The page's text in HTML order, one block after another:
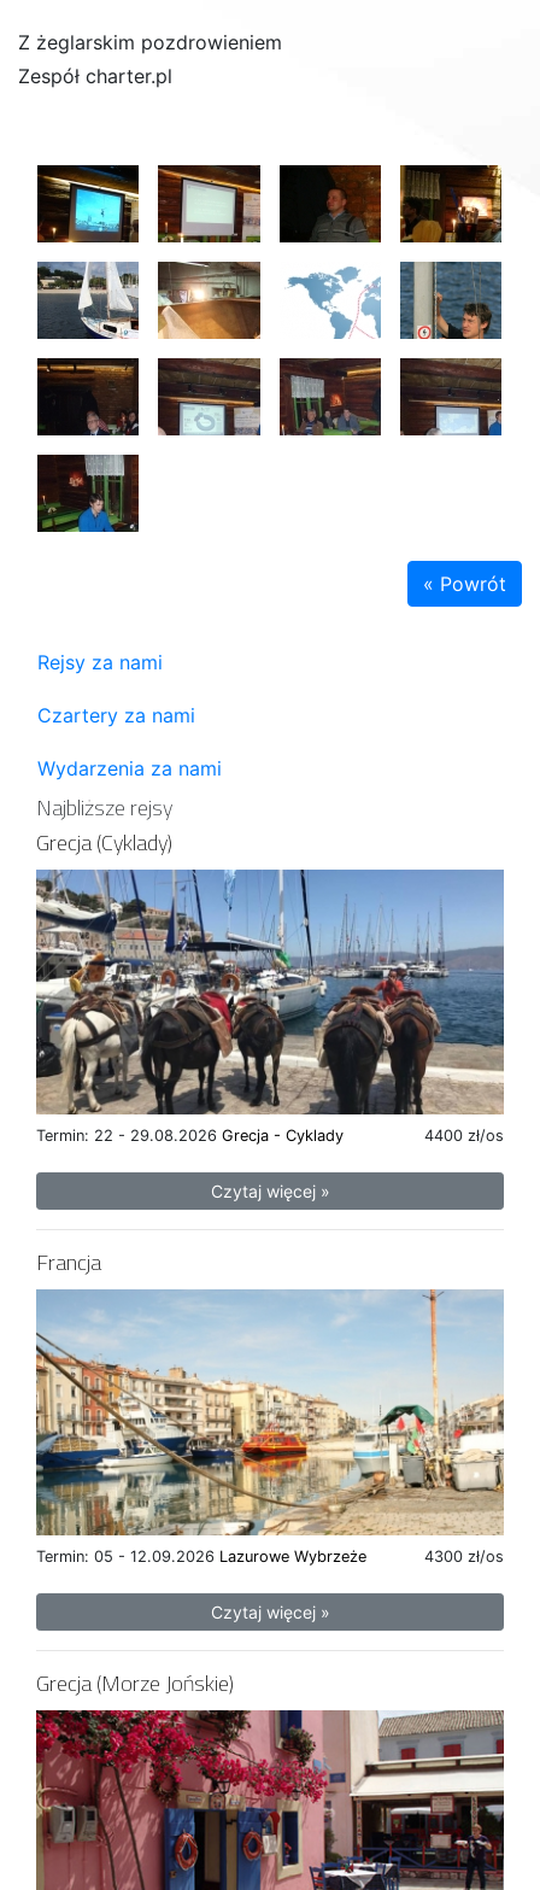
Z żeglarskim pozdrowieniem
Zespół charter.pl
« Powrót
Rejsy za nami
Czartery za nami
Wydarzenia za nami
Najbliższe rejsy
Grecja (Cyklady)
Termin: 22 - 29.08.2026 4400 zł/os
Grecja - Cyklady
Czytaj więcej »
Francja
Termin: 05 - 12.09.2026 4300 zł/os
Lazurowe Wybrzeże
Czytaj więcej »
Grecja (Morze Jońskie)